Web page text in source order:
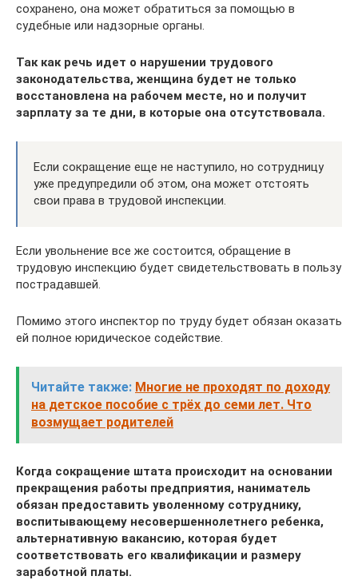
сохранено, она может обратиться за помощью в
судебные или надзорные органы.
Так как речь идет о нарушении трудового
законодательства, женщина будет не только
восстановлена на рабочем месте, но и получит
зарплату за те дни, в которые она отсутствовала.
Если сокращение еще не наступило, но сотрудницу
уже предупредили об этом, она может отстоять
свои права в трудовой инспекции.
Если увольнение все же состоится, обращение в
трудовую инспекцию будет свидетельствовать в пользу
пострадавшей.
Помимо этого инспектор по труду будет обязан оказать
ей полное юридическое содействие.
Читайте также: Многие не проходят по доходу
на детское пособие с трёх до семи лет. Что
возмущает родителей
Когда сокращение штата происходит на основании
прекращения работы предприятия, наниматель
обязан предоставить уволенному сотруднику,
воспитывающему несовершеннолетнего ребенка,
альтернативную вакансию, которая будет
соответствовать его квалификации и размеру
заработной платы.